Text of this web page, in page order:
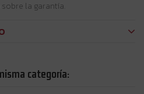
la garantía.
categoría: